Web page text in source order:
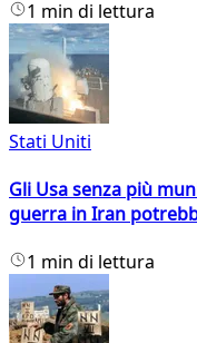
1 min di lettura
Stati Uniti
Gli Usa senza più
guerra in Iran
1 min di lettura